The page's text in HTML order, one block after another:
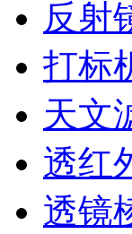
反射
打标
天文
透红
透镜